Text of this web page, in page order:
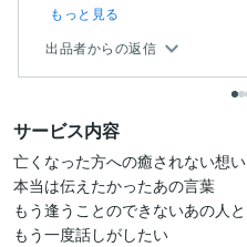
もっと見る
出品者からの返信
サービス内容
亡くなった方への癒されない想い
本当は伝えたかったあの言葉
もう逢うことのできないあの人と
もう一度話しがしたい